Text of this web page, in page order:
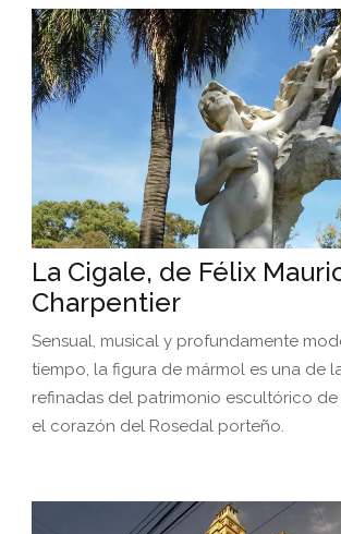
La Cigale, de Félix
Charpentier
Sensual, musical y profundamente
tiempo, la figura de mármol es una de
refinadas del patrimonio escultórico
el corazón del Rosedal porteño.